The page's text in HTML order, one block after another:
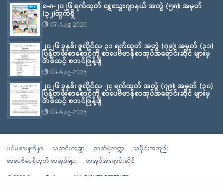
၈-၈-၂၀၂၆ ရက်ထုတ် ရွှေသွေးဂျာနယ် အတွဲ (၅၈)၊ အမှတ်
(၃၂)ထွက်ရှိ
07-Aug-2026
၂၀၂၆ ခုနှစ်၊ ဇူလိုင်လ ၃၁ ရက်ထုတ် အတွဲ (၇၉)၊ အမှတ် (၃၁)
ပြန်တမ်းစာစောင်ကို စာပေဗိမာန်စာအုပ်အရောင်းဆိုင် များမှ
တစ်ဆင့် စတင်ဖြန့်ချိ
03-Aug-2026
၂၀၂၆ ခုနှစ်၊ ဇူလိုင်လ ၂၄ ရက်ထုတ် အတွဲ (၇၉)၊ အမှတ် (၃၀)
ပြန်တမ်းစာစောင်ကို စာပေဗိမာန်စာအုပ်အရောင်းဆိုင် များမှ
တစ်ဆင့် စတင်ဖြန့်ချိ
03-Aug-2026
ပင်မစာမျက်နှာ သတင်းကဏ္ဍ ဓာတ်ပုံကဏ္ဍ
သမိုင်းအကျဉ်း
စာပေဗိမာန်ထုတ် စာအုပ်များ
စာအုပ်အရောင်းဆိုင်
© 2026 Sarpay Beikman - ALL RIGHTS RESERVED